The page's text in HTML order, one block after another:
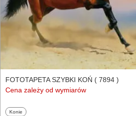
FOTOTAPETA SZYBKI KOŃ ( 7894 )
Cena zależy od wymiarów
Fototapety
Konie